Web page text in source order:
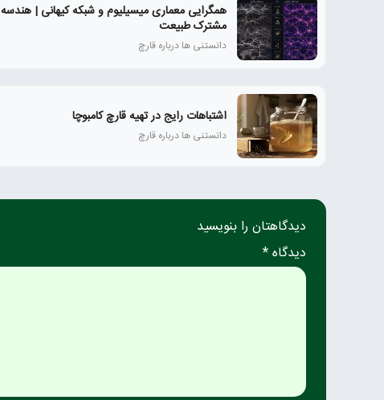
همگرایی معماری میسیلیوم و شبکه کیهانی | هندسه
مشترک طبیعت
دانستنی ها درباره قارچ
اشتباهات رایج در تهیه قارچ کامبوچا
دانستنی ها درباره قارچ
دیدگاهتان را بنویسید
دیدگاه *